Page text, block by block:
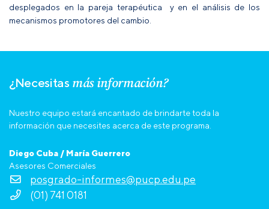
desplegados en la pareja terapéutica y en el análisis de los
mecanismos promotores del cambio.
¿Necesitas más información?
Nuestro equipo estará encantado de brindarte toda la
información que necesites acerca de este programa.
Diego Cuba / María Guerrero
Asesores Comerciales
posgrado-informes@pucp.edu.pe
(01) 741 0181